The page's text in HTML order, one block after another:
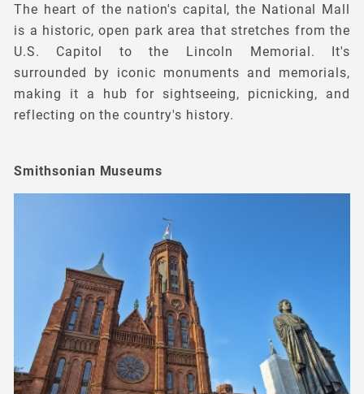
The heart of the nation's capital, the National Mall
is a historic, open park area that stretches from the
U.S. Capitol to the Lincoln Memorial. It's
surrounded by iconic monuments and memorials,
making it a hub for sightseeing, picnicking, and
reflecting on the country's history.
Smithsonian Museums